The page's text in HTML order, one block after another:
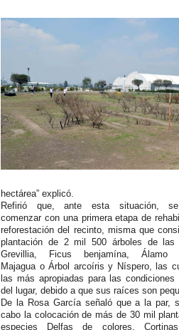
hectárea” explicó.
Refirió que, ante esta situación,
comenzar con una primera etapa de
reforestación del recinto, misma que
plantación de 2 mil 500 árboles de las
Grevillia, Ficus benjamína, Álamo
Majagua o Árbol arcoíris y Níspero, las
las más apropiadas para las condiciones
del lugar, debido a que sus raíces son
De la Rosa García señaló que a la par,
cabo la colocación de más de 30 mil
especies Delfas de colores,